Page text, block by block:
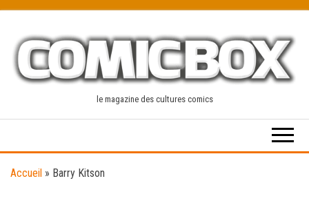
content
le magazine des cultures comics
Accueil » Barry Kitson